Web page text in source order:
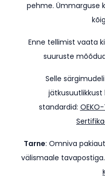
pehme. Ümmarguse
Enne tellimist vaata
suuruste
Selle
standardid:
Tarne: Omniva
välismaale